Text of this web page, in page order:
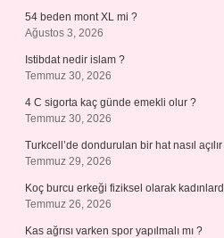
54 beden mont XL mi ?
Ağustos 3, 2026
Istibdat nedir islam ?
Temmuz 30, 2026
4 C sigorta kaç günde emekli olur ?
Temmuz 30, 2026
Turkcell’de dondurulan bir hat nasıl
Temmuz 29, 2026
Koç burcu erkeği fiziksel olarak
Temmuz 26, 2026
Kas ağrısı varken spor yapılmalı mı ?